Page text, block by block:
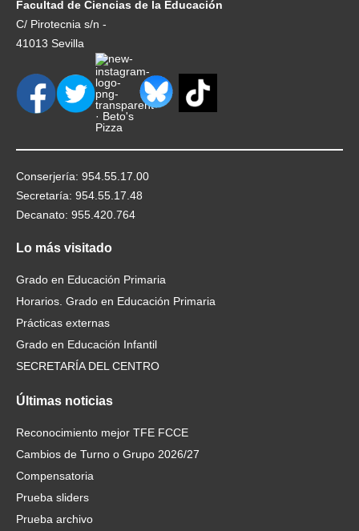
Facultad de Ciencias de la Educación
C/ Pirotecnia s/n -
41013 Sevilla
Conserjería: 954.55.17.00
Secretaría: 954.55.17.48
Decanato: 955.420.764
Lo más visitado
Grado en Educación Primaria
Horarios. Grado en Educación Primaria
Prácticas externas
Grado en Educación Infantil
SECRETARÍA DEL CENTRO
Últimas noticias
Reconocimiento mejor TFE FCCE
Cambios de Turno o Grupo 2026/27
Compensatoria
Prueba sliders
Prueba archivo